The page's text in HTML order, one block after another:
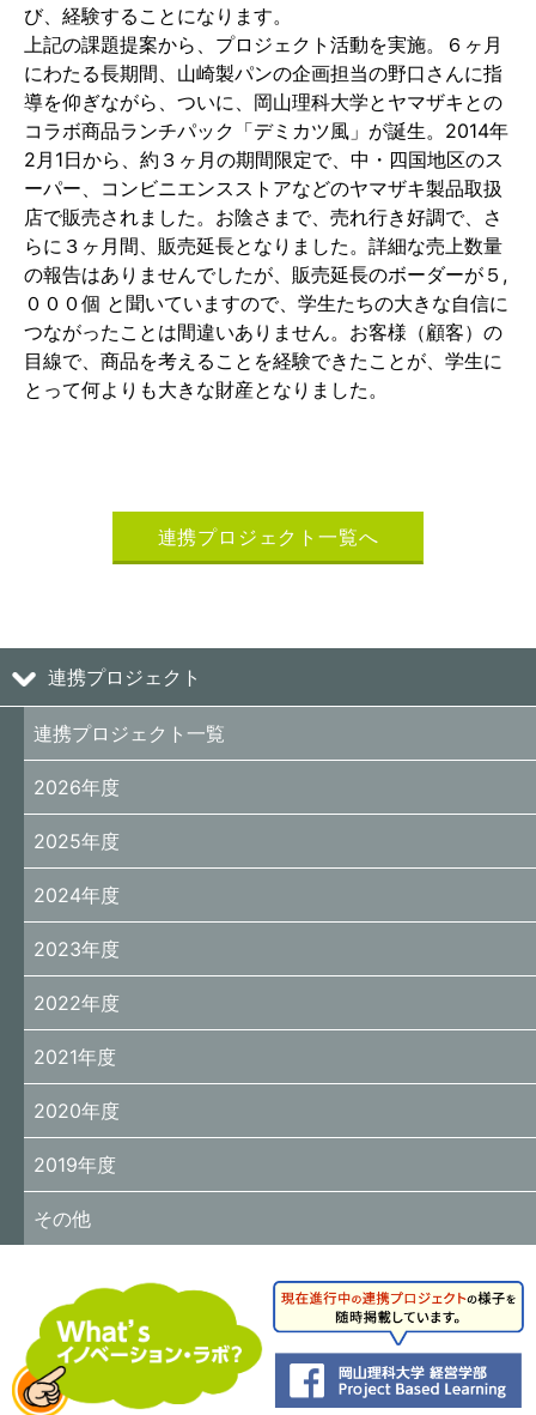
び、経験することになります。
上記の課題提案から、プロジェクト活動を実施。６ヶ月
にわたる長期間、山崎製パンの企画担当の野口さんに指
導を仰ぎながら、ついに、岡山理科大学とヤマザキとの
コラボ商品ランチパック「デミカツ風」 が誕生。2014年
2月1日から、約３ヶ月の期間限定で、中・四国地区のス
ーパー、コンビニエンスストアなどのヤマザキ製品取扱
店で販売されました。お陰さまで、売れ行き好調で、さ
らに３ヶ月間、販売延長となりました。詳細な売上数量
の報告はありませんでしたが、販売延長のボーダーが５,
０００個 と聞いていますので、学生たちの大きな自信に
つながったことは間違いありません。お客様（顧客）の
目線で、商品を考えることを経験できたことが、学生に
とって何よりも大きな財産となりました。
連携プロジェクト一覧へ
連携プロジェクト
連携プロジェクト一覧
2026年度
2025年度
2024年度
2023年度
2022年度
2021年度
2020年度
2019年度
その他